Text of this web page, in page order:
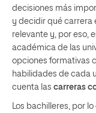
decisiones más
y decidir qué carrera
relevante y, por eso,
académica de las
opciones formativas
habilidades de cada
cuenta las carreras
Los bachilleres, por